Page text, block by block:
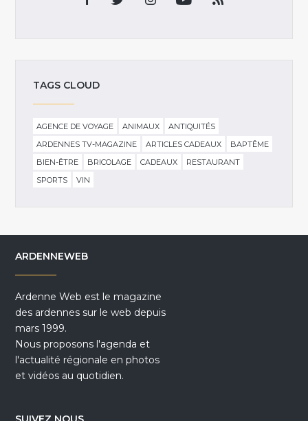
TAGS CLOUD
AGENCE DE VOYAGE ANIMAUX
ANTIQUITÉS
ARDENNES TV-MAGAZINE
ARTICLES CADEAUX
BAPTÊME
BIEN-ÊTRE
BRICOLAGE CADEAUX
RESTAURANT
SPORTS
VIN
ARDENNEWEB
Ardenne Web est le magazine
des ardennes sur le web depuis
mars 1999.
Nous proposons l'agenda et
l'actualité régionale en photos
et vidéos au quotidien.